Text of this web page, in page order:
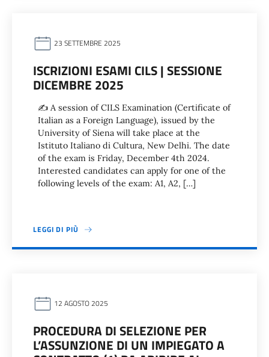
23 SETTEMBRE 2025
ISCRIZIONI ESAMI CILS | SESSIONE
DICEMBRE 2025
✍️ A session of CILS Examination (Certificate of
Italian as a Foreign Language), issued by the
University of Siena will take place at the
Istituto Italiano di Cultura, New Delhi. The date
of the exam is Friday, December 4th 2024.
Interested candidates can apply for one of the
following levels of the exam: A1, A2, […]
LEGGI DI PIÙ
12 AGOSTO 2025
PROCEDURA DI SELEZIONE PER
L’ASSUNZIONE DI UN IMPIEGATO A